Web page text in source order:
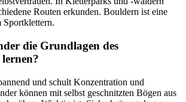
Routen erkunden. Bouldern ist eine
die Grundlagen des
lernen?
und schult Konzentration und
können mit selbst geschnitzten Bögen aus